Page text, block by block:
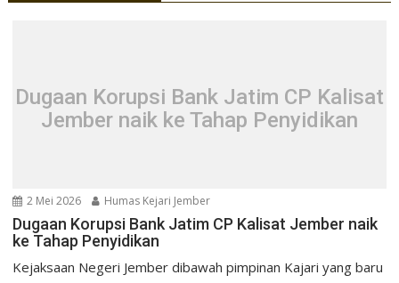
Dugaan Korupsi Bank Jatim CP Kalisat
Jember naik ke Tahap Penyidikan
2 Mei 2026 Humas Kejari Jember
Dugaan Korupsi Bank Jatim CP Kalisat Jember naik
ke Tahap Penyidikan
Kejaksaan Negeri Jember dibawah pimpinan Kajari yang baru